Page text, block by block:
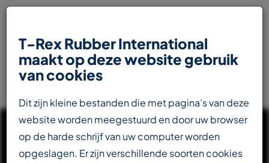
T-Rex Rubber International
maakt op deze website gebruik
van cookies
Dit zijn kleine bestanden die met pagina’s van deze
website worden meegestuurd en door uw browser
op de harde schrijf van uw computer worden
opgeslagen. Er zijn verschillende soorten cookies